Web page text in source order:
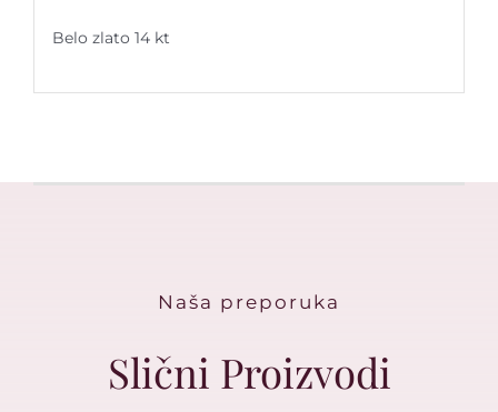
Belo zlato 14 kt
Naša preporuka
Slični Proizvodi